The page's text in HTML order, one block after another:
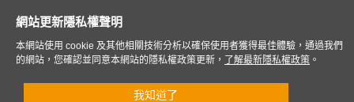
網站更新隱私權聲明
本網站使用 cookie 及其他相關技術分析以確保使用者獲得最佳體驗，通過我們
的網站，您確認並同意本網站的隱私權政策更新，
了解最新隱私權政策 。
我知道了